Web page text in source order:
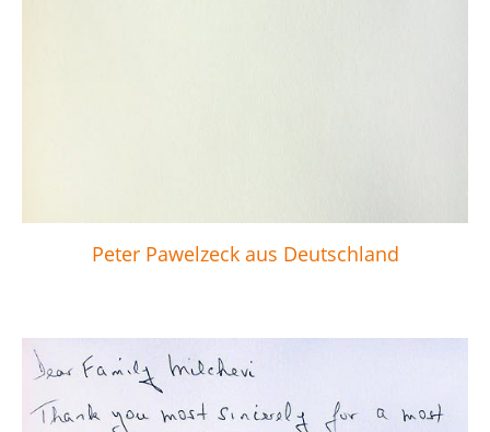
Peter Pawelzeck aus Deutschland